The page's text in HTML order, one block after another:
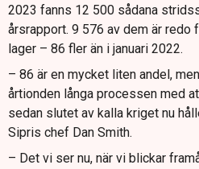
2023 fanns 12 500 sådana
årsrapport. 9 576 av dem är redo
lager – 86 fler än i januari 2022.
– 86 är en mycket liten andel,
årtionden långa processen med
sedan slutet av kalla kriget nu
Sipris chef Dan Smith.
– Det vi ser nu, när vi blickar